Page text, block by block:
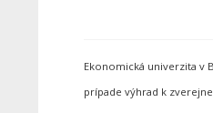
Ekonomická univerzita v
prípade výhrad k